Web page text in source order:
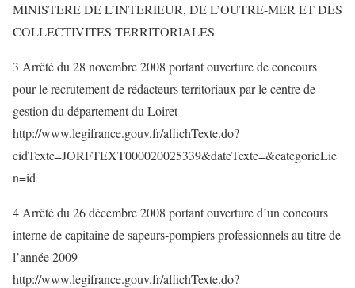
MINISTERE DE L’INTERIEUR, DE L’OUTRE-MER ET DES
COLLECTIVITES TERRITORIALES
3 Arrêté du 28 novembre 2008 portant ouverture de concours
pour le recrutement de rédacteurs territoriaux par le centre de
gestion du département du Loiret
http://www.legifrance.gouv.fr/affichTexte.do?
cidTexte=JORFTEXT000020025339&dateTexte=&categorieLie
n=id
4 Arrêté du 26 décembre 2008 portant ouverture d’un concours
interne de capitaine de sapeurs-pompiers professionnels au titre de
l’année 2009
http://www.legifrance.gouv.fr/affichTexte.do?